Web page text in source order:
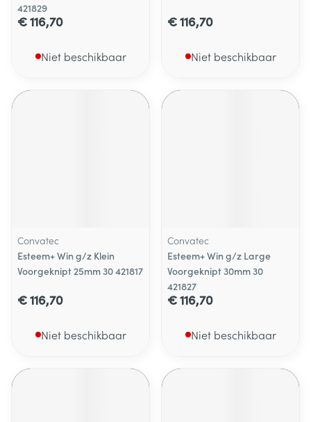
421829
€ 116,70
Niet beschikbaar
€ 116,70
Niet beschikbaar
Convatec
Esteem+ Win g/z Klein
Voorgeknipt 25mm 30 421817
€ 116,70
Niet beschikbaar
Convatec
Esteem+ Win g/z Large
Voorgeknipt 30mm 30
421827
€ 116,70
Niet beschikbaar